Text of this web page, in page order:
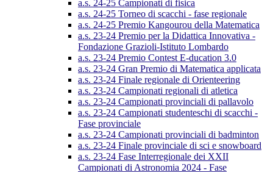
a.s. 24-25 Campionati di fisica
a.s. 24-25 Torneo di scacchi - fase regionale
a.s. 24-25 Premio Kangourou della Matematica
a.s. 23-24 Premio per la Didattica Innovativa -
Fondazione Grazioli-Istituto Lombardo
a.s. 23-24 Premio Contest E-ducation 3.0
a.s. 23-24 Gran Premio di Matematica applicata
a.s. 23-24 Finale regionale di Orienteering
a.s. 23-24 Campionati regionali di atletica
a.s. 23-24 Campionati provinciali di pallavolo
a.s. 23-24 Campionati studenteschi di scacchi -
Fase provinciale
a.s. 23-24 Campionati provinciali di badminton
a.s. 23-24 Finale provinciale di sci e snowboard
a.s. 23-24 Fase Interregionale dei XXII
Campionati di Astronomia 2024 - Fase